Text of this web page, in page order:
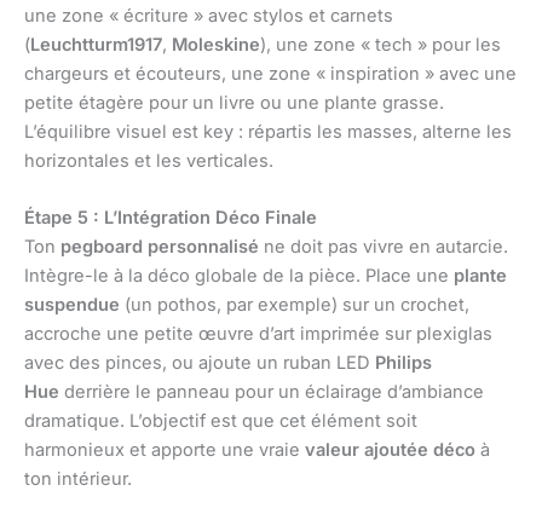
une zone « écriture » avec stylos et carnets
(Leuchtturm1917, Moleskine), une zone « tech » pour les
chargeurs et écouteurs, une zone « inspiration » avec une
petite étagère pour un livre ou une plante grasse.
L’équilibre visuel est key : répartis les masses, alterne les
horizontales et les verticales.
Étape 5 : L’Intégration Déco Finale
Ton pegboard personnalisé ne doit pas vivre en autarcie.
Intègre-le à la déco globale de la pièce. Place une plante
suspendue (un pothos, par exemple) sur un crochet,
accroche une petite œuvre d’art imprimée sur plexiglas
avec des pinces, ou ajoute un ruban LED Philips
Hue derrière le panneau pour un éclairage d’ambiance
dramatique. L’objectif est que cet élément soit
harmonieux et apporte une vraie valeur ajoutée déco à
ton intérieur.